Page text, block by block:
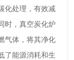
化处理，有效减
时，真空炭化炉
气体，将其净化
了能源消耗和生